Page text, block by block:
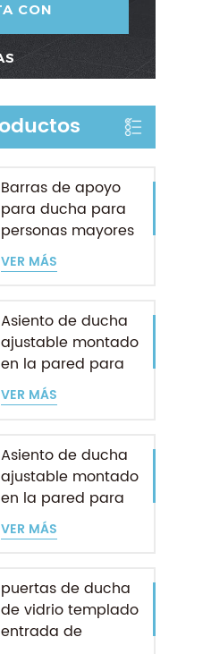
CON
Barras de apoyo
para ducha para
personas mayores
VER MÁS
Asiento de ducha
ajustable montado
en la pared para
personas mayores
VER MÁS
Asiento de ducha
ajustable montado
en la pared para
personas mayores
VER MÁS
puertas de ducha
de vidrio templado
entrada de